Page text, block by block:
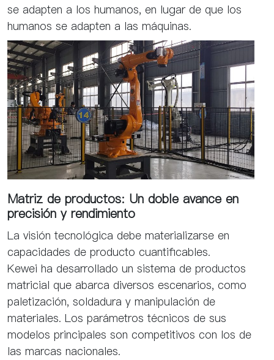
se adapten a los humanos, en lugar de que los
humanos se adapten a las máquinas.
Matriz de productos: Un doble avance en
precisión y rendimiento
La visión tecnológica debe materializarse en
capacidades de producto cuantificables.
Kewei ha desarrollado un sistema de productos
matricial que abarca diversos escenarios, como
paletización, soldadura y manipulación de
materiales. Los parámetros técnicos de sus
modelos principales son competitivos con los de
las marcas nacionales.